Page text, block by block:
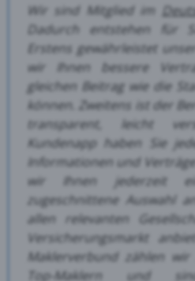
Wir sind Mitglied im
Dadurch entstehen für
Erstens gewährleistet
wir Ihnen bessere
gleichen Beitrag wie die
können. Zweitens ist der
transparent, leicht
Kundenapp haben Sie
Informationen und
wir Ihnen jederzeit
zugeschnittene Auswahl
allen relevanten
Versicherungsmarkt
Maklerverbund zählen
Top-Maklern und